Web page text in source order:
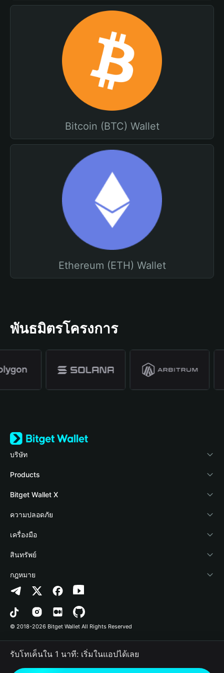
Bitcoin (BTC) Wallet
Ethereum (ETH) Wallet
พันธมิตรโครงการ
บริษัท
เกี่ยวกับ Bitget Wallet
Blog
Academy
ข่าวสารด้านคริปโต
ศูนย์ช่วยเหลือ
ติดต่อเรา
ทรัพยากรข้อมูลของแบรนด์
อาชีพ
Products
Crypto Card
Stablecoin Earn
Payfi Crypto
Crypto Swap API
Altcoin Season Index
Prediction Markets
DApp
RWA
Bitget Wallet X
นักพัฒนา
เชื่อมต่อ Wallet
Bitget Wallet Pay
ลิสต์โปรเจกต์
ความปลอดภัย
Protection Fund
เทคโนโลยีความปลอดภัย
เครื่องมือ
ซื้อคริปโต
การตรวจจับการอนุญาต
การตรวจจับสัญญา
การโอนเป็นชุด
สินทรัพย์
Arbitrum
Avalanche
Bitcoin
Polygon
กฎหมาย
นโยบายความเป็นส่วนตัว
ข้อตกลงในการใช้บริการ
© 2018-2026 Bitget Wallet All Rights Reserved
รับโทเค็นใน 1 นาที: เริ่มในแอปได้เลย